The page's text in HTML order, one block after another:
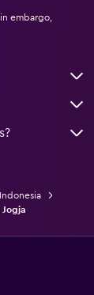
embargo,
Jogja